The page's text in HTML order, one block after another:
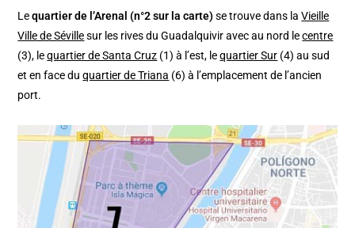
Lequartier de l’Arenal (n°2 sur la carte) se trouve dans laVieille
Ville de Sévillesur les rives du Guadalquivir avec au nord lecentre
(3), lequartier de Santa Cruz (1) à l’est, lequartier Sur (4) au sud
et en face duquartier de Triana (6) à l’emplacement de l’ancien
port.